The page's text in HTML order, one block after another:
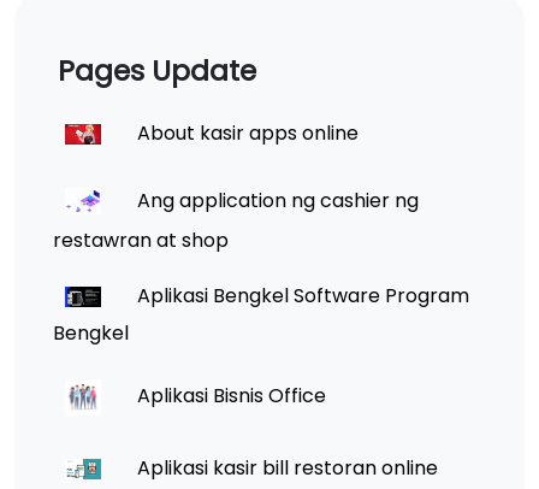
Pages Update
About kasir apps online
Ang application ng cashier ng
restawran at shop
Aplikasi Bengkel Software Program
Bengkel
Aplikasi Bisnis Office
Aplikasi kasir bill restoran online